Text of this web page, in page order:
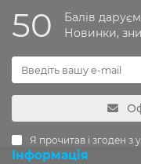
50
Балів
Новинки,
Я прочитав і згоден з
Інформація